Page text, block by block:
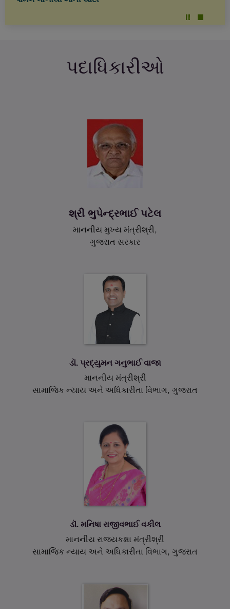
Recruitment of Legal Consultant (Contractual)
AADHAAR (TARGETED DELIVERY OF FINANCIAL
ACT,2016 અંતર્ગત વિકસતી જાતિ કલ્યાણ પ્રભાગ હેઠળની
વિવિધ યોજનાઓના Notification બહાર પાડવા બાબત
દિવ્યાંગજનો માટેની રાષ્ટ્રીય નીતીના મુસદ્દા પરત્વેના સુચનો/
ટીપ્પણીઓ તા- ૨૫/૦૮/૨૦૨૨ સુધીમાં મોકલી આપવ
કામગીરી અંદાજપત્ર સને ૨૦૨૨-૨૦૨૩
NIPUN BHARAT MISSION (DISKSHA)
મુખ્યમંત્રી બાળ સેવા યોજના હેઠળના ઠરાવો અને
અરજીપત્રકો.
કોવીડ-૧૯ મહામારીના સમયગાળા દરમિયાન માતા/પિતા પૈકી
પદાધિકારીઓ
શ્રી ભુપેન્દ્રભાઈ પટેલ
માનનીય મુખ્ય મંત્રીશ્રી,
ગુજરાત સરકાર
ડૉ. પ્રદ્યુમન ગનુભાઈ વાજા
માનનીય મંત્રીશ્રી
સામાજિક ન્યાય અને અધિકારીતા વિભાગ, ગુજરાત
ડૉ. મનિષા રાજીવભાઈ વકીલ
માનનીય રાજ્યકક્ષા મંત્રીશ્રી
સામાજિક ન્યાય અને અધિકારીતા વિભાગ, ગુજરાત